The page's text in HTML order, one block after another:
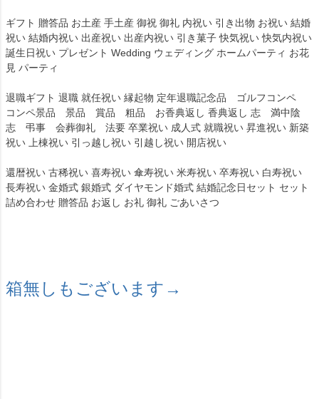
ギフト 贈答品 お土産 手土産 御祝 御礼 内祝い 引き出物 お祝い 結婚
祝い 結婚内祝い 出産祝い 出産内祝い 引き菓子 快気祝い 快気内祝い
誕生日祝い プレゼント Wedding ウェディング ホームパーティ お花
見 パーティ
退職ギフト 退職 就任祝い 縁起物 定年退職記念品 ゴルフコンペ
コンペ景品 景品 賞品 粗品 お香典返し 香典返し 志 満中陰
志 弔事 会葬御礼 法要 卒業祝い 成人式 就職祝い 昇進祝い 新築
祝い 上棟祝い 引っ越し祝い 引越し祝い 開店祝い
還暦祝い 古稀祝い 喜寿祝い 傘寿祝い 米寿祝い 卒寿祝い 白寿祝い
長寿祝い 金婚式 銀婚式 ダイヤモンド婚式 結婚記念日セット セット
詰め合わせ 贈答品 お返し お礼 御礼 ごあいさつ
箱無しもございます→